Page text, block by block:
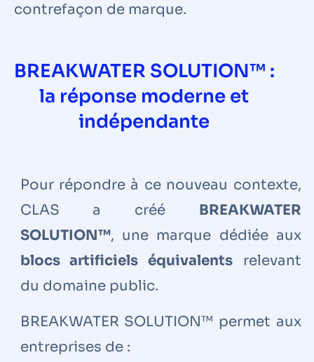
contrefaçon de marque.
BREAKWATER SOLUTION™ :
la réponse moderne et
indépendante
Pour répondre à ce nouveau contexte,
CLAS a créé BREAKWATER
SOLUTION™, une marque dédiée aux
blocs artificiels équivalents relevant
du domaine public.
BREAKWATER SOLUTION™ permet aux
entreprises de :